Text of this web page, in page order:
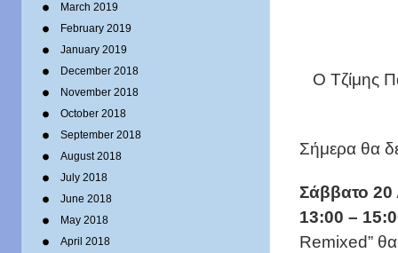
March 2019
February 2019
January 2019
December 2018
November 2018
October 2018
September 2018
August 2018
July 2018
June 2018
May 2018
April 2018
O Τζίμης
Σήμερα θα
Σάββατο 20
13:00 –
Remixed” θα